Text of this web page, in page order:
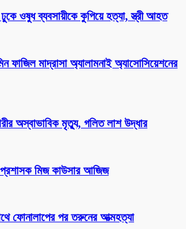
ওষুধ ব্যবসায়ীকে কুপিয়ে হত্যা, স্ত্রী আহত
ফাজিল মাদ্রাসা অ্যালামনাই অ্যাসোসিয়েশনের
অস্বাভাবিক মৃত্যু, গলিত লাশ উদ্ধার
প্রশাসক মিজ কাউসার আজিজ
ফোনালাপের পর তরুনের আত্মহত্যা